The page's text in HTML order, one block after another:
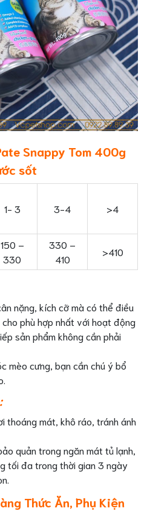
Snappy Tom 400g
sốt
1- 3 3-4 >4
150 –
330
330 –
410
>410
nặng, kích cỡ mà có thể điều
phù hợp nhất với hoạt động
sản phẩm không cần phải
mèo cưng, bạn cần chú ý bổ
thoáng mát, khô ráo, tránh ánh
quản trong ngăn mát tủ lạnh,
tối đa trong thời gian 3 ngày
Thức Ăn, Phụ Kiện